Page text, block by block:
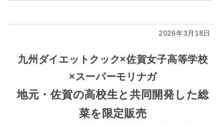
2026年3月18日
九州ダイエットクック×佐賀女子高等学校
×スーパーモリナガ
地元・佐賀の高校生と共同開発した総
菜を限定販売